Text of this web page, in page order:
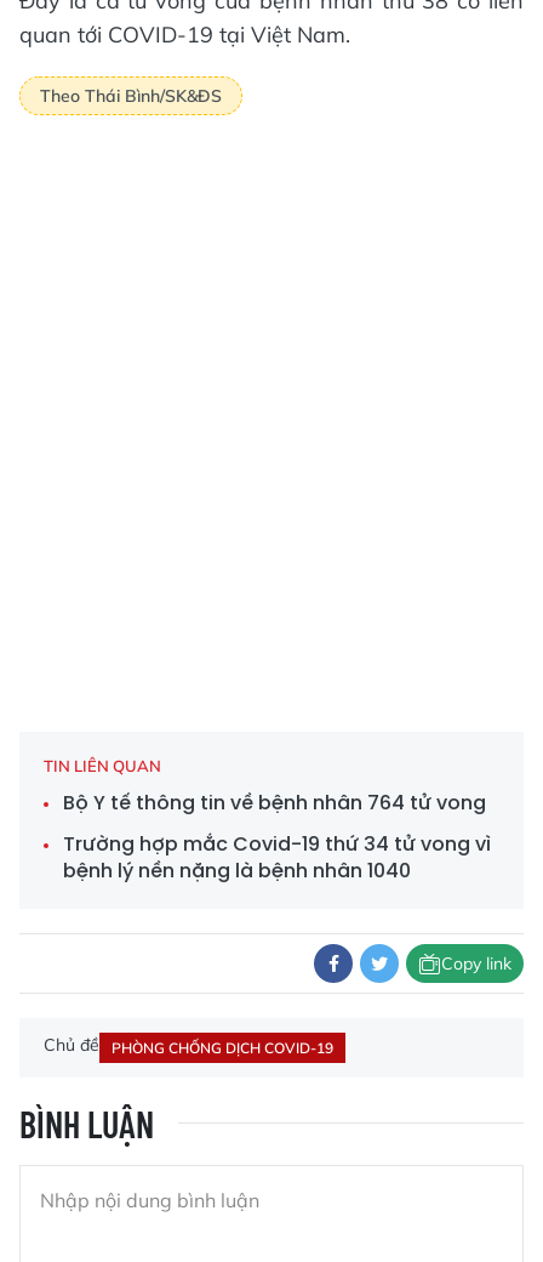
quan tới COVID-19 tại Việt Nam.
Theo Thái Bình/SK&ĐS
TIN LIÊN QUAN
Bộ Y tế thông tin về bệnh nhân 764 tử vong
Trường hợp mắc Covid-19 thứ 34 tử vong vì
bệnh lý nền nặng là bệnh nhân 1040
Copy link
Chủ đề PHÒNG CHỐNG DỊCH COVID-19
BÌNH LUẬN